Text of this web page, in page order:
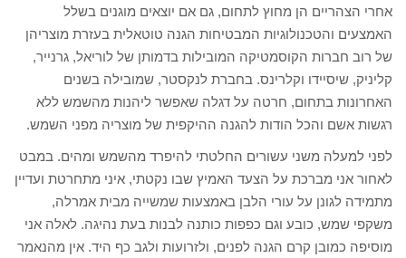
אחרי הצהריים הן מחוץ לתחום, גם אם יוצאים מוגנים בשלל
האמצעים והטכנולוגיות המבטיחות הגנה טוטאלית בעזרת מוצריהן
של רוב חברות הקוסמטיקה המובילות בדמותן של לוריאל, גרנייר,
קליניק, שיסיידו וקלרינס. בחברת לנקסטר, שמובילה בשנים
האחרונות בתחום, חרטה על דגלה שאפשר ליהנות מהשמש ללא
רגשות אשם והכל הודות להגנה ההיקפית של מוצריה מפני השמש.
לפני למעלה משני עשורים החלטתי להיפרד מהשמש ומהים. במבט
לאחור אני מברכת על הצעד האמיץ שבו נקטתי, איני מתחרטת ועדיין
מתמידה לגונן על עורי הלבן באמצעות שמשייה מבית אמרלה,
משקפי שמש, כובע וגם כפפות כותנה לבנות בעת נהיגה. לאלה אני
מוסיפה כמובן קרם הגנה לפנים, ולזרועות ולגב כף היד. אין מהנאמר